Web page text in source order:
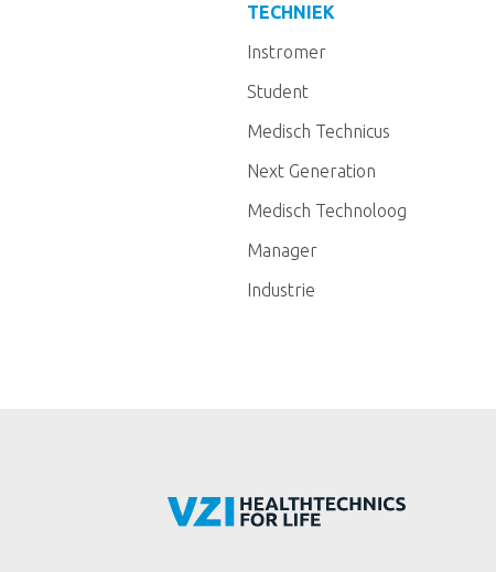
TECHNIEK
Instromer
Student
Medisch Technicus
Next Generation
Medisch Technoloog
Manager
Industrie